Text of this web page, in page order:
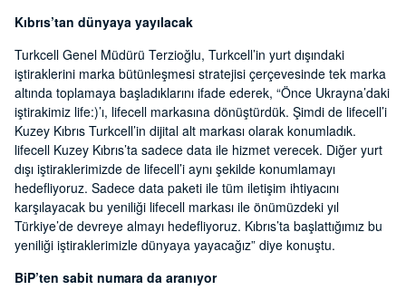
Kıbrıs’tan dünyaya yayılacak
Turkcell Genel Müdürü Terzioğlu, Turkcell’in yurt dışındaki
iştiraklerini marka bütünleşmesi stratejisi çerçevesinde tek marka
altında toplamaya başladıklarını ifade ederek, “Önce Ukrayna’daki
iştirakimiz life:)’ı, lifecell markasına dönüştürdük. Şimdi de lifecell’i
Kuzey Kıbrıs Turkcell’in dijital alt markası olarak konumladık.
lifecell Kuzey Kıbrıs’ta sadece data ile hizmet verecek. Diğer yurt
dışı iştiraklerimizde de lifecell’i aynı şekilde konumlamayı
hedefliyoruz. Sadece data paketi ile tüm iletişim ihtiyacını
karşılayacak bu yeniliği lifecell markası ile önümüzdeki yıl
Türkiye’de devreye almayı hedefliyoruz. Kıbrıs’ta başlattığımız bu
yeniliği iştiraklerimizle dünyaya yayacağız” diye konuştu.
BiP’ten sabit numara da aranıyor